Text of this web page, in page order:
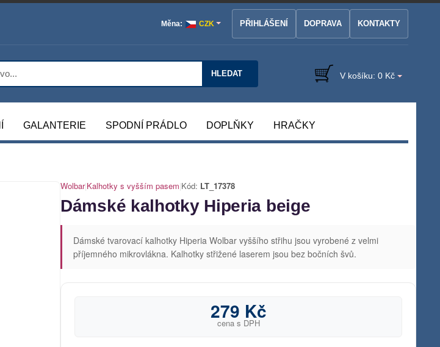
Měna: CZK PŘIHLÁŠENÍ DOPRAVA KONTAKTY
HLEDAT V košíku: 0 Kč
GALANTERIE SPODNÍ PRÁDLO DOPLŇKY HRAČKY
Wolbar|Kalhotky s vyšším pasem|Kód: LT_17378
Dámské kalhotky Hiperia beige
Dámské tvarovací kalhotky Hiperia Wolbar vyššího střihu jsou vyrobené z velmi
příjemného mikrovlákna. Kalhotky střižené laserem jsou bez bočních švů.
279 Kč
cena s DPH